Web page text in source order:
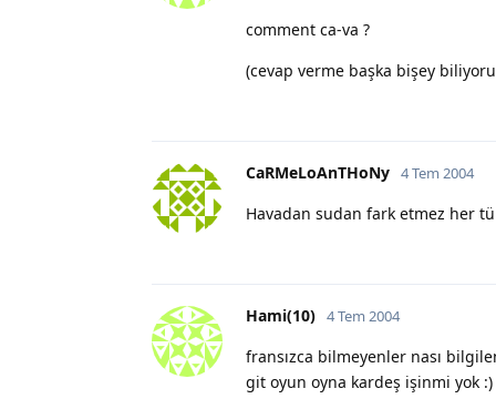
comment ca-va ?
(cevap verme başka bişey
CaRMeLoAnTHoNy 4 Tem 2004
Havadan sudan fark etmez her
Hami(10) 4 Tem 2004
fransızca bilmeyenler nası
git oyun oyna kardeş işinmi yok :)